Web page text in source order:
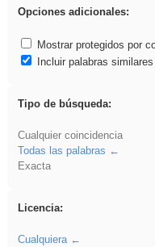
Opciones adicionales:
Mostrar protegidos por
Incluir palabras similares
Tipo de búsqueda:
Cualquier coincidencia
Todas las palabras
Exacta
Licencia:
Cualquiera